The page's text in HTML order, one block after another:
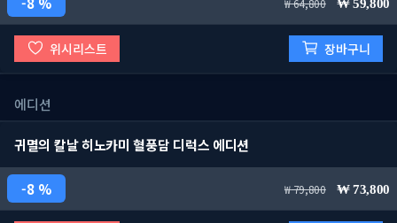
64,800 59,800
위시리스트 장바구니
에디션
귀멸의 칼날 히노카미 혈풍담 디럭스 에디션
8 % 79,800 73,800